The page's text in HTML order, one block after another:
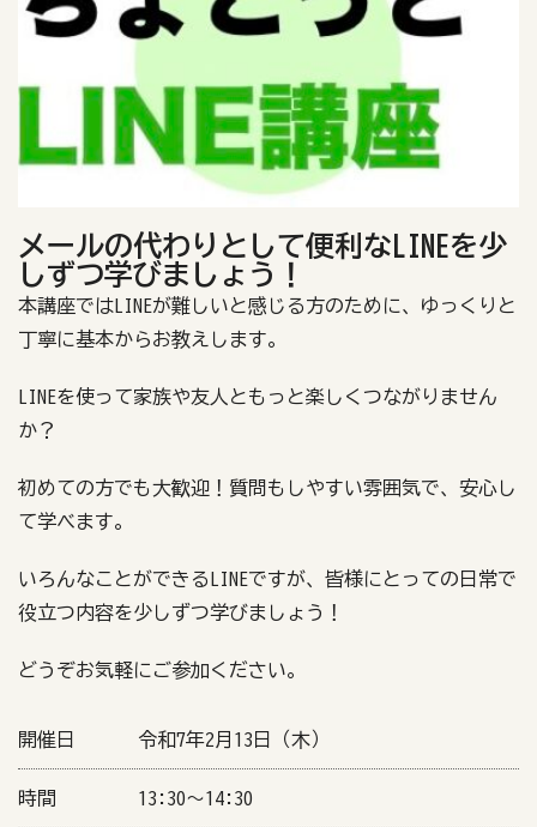
メールの代わりとして便利なLINEを少
しずつ学びましょう！
本講座ではLINEが難しいと感じる方のために、ゆっくりと
丁寧に基本からお教えします。
LINEを使って家族や友人ともっと楽しくつながりません
か？
初めての方でも大歓迎！質問もしやすい雰囲気で、安心し
て学べます。
いろんなことができるLINEですが、皆様にとっての日常で
役立つ内容を少しずつ学びましょう！
どうぞお気軽にご参加ください。
開催日 令和7年2月13日（木）
時間 13:30〜14:30